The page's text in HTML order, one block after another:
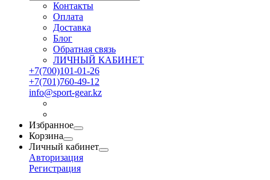
Контакты
Оплата
Доставка
Блог
Обратная связь
ЛИЧНЫЙ КАБИНЕТ
+7(700)101-01-26
+7(701)760-49-12
info@sport-gear.kz
Избранное
Корзина
Личный кабинет
Авторизация
Регистрация